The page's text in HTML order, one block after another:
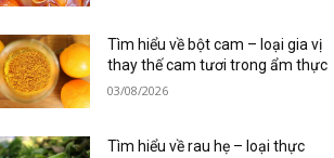
Tìm hiểu về bột cam – loại gia vị
thay thế cam tươi trong ẩm thực
03/08/2026
Tìm hiểu về rau hẹ – loại thực